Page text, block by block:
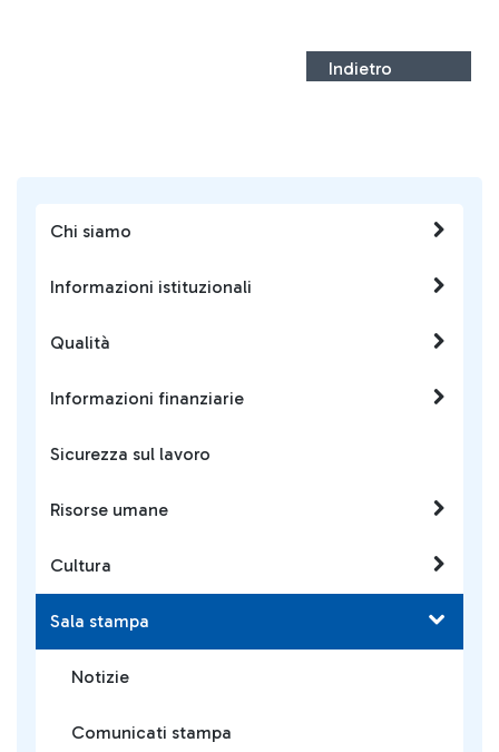
Chi siamo
Informazioni istituzionali
Qualità
Informazioni finanziarie
Sicurezza sul lavoro
Risorse umane
Cultura
Sala stampa
Notizie
Comunicati stampa
Indietro